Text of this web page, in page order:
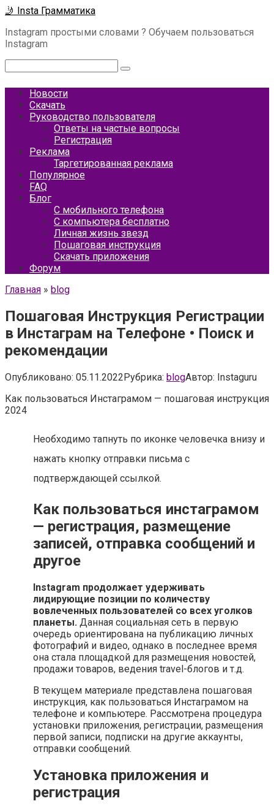
Перейти
контенту
🤳 Insta Грамматика
Instagram простыми словами ? Обучаем пользоваться
Instagram
Новости
Скачать
Руководство пользователя
Ответы на частые вопросы
Регистрация
Реклама
Таргетированная реклама
Популярное
FAQ
Блог
С мобильного телефона
С компьютера бесплатно
Личная жизнь звезд
Пошаговая инструкция
Скачать приложения
Форум
Главная » blog
Пошаговая Инструкция Регистрации
в Инстаграм на Телефоне • Поиск и
рекомендации
Опубликовано: 05.11.2022Рубрика: blogАвтор: Instaguru
Как пользоваться Инстаграмом — пошаговая инструкция
2024
Необходимо тапнуть по иконке человечка внизу и
нажать кнопку отправки письма с
подтверждающей ссылкой.
Как пользоваться инстаграмом
— регистрация, размещение
записей, отправка сообщений и
другое
Instagram продолжает удерживать
лидирующие позиции по количеству
вовлеченных пользователей со всех уголков
планеты. Данная социальная сеть в первую
очередь ориентирована на публикацию личных
фотографий и видео, однако в последнее время
она стала площадкой для размещения новостей,
продажи товаров, ведения travel-блогов и т.д.
В текущем материале представлена пошаговая
инструкция, как пользоваться Инстаграмом на
телефоне и компьютере. Рассмотрена процедура
установки приложения, регистрации, размещения
первой записи, подписки на другие аккаунты,
отправки сообщений.
Установка приложения и
регистрация